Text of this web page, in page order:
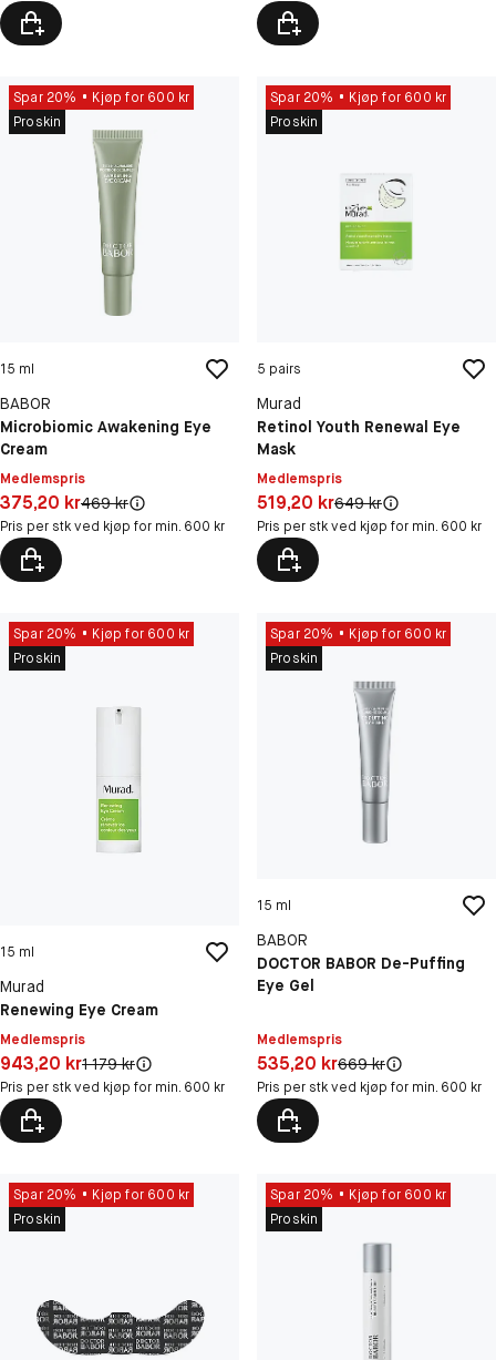
Spar 20%
Kjøp for 600 kr
Proskin
15 ml
BABOR
Microbiomic Awakening Eye
Cream
Medlemspris
Pris: 375,20 kr
375,20 krOriginal pris:
469 kr
Pris per stk ved kjøp for min. 600 kr
Spar 20%
Kjøp for 600 kr
Proskin
5 pairs
Murad
Retinol Youth Renewal Eye
Mask
Medlemspris
Pris: 519,20 kr
519,20 krOriginal pris:
649 kr
Pris per stk ved kjøp for min. 600 kr
Spar 20%
Kjøp for 600 kr
Proskin
15 ml
Murad
Renewing Eye Cream
Medlemspris
Pris: 943,20 kr
943,20 krOriginal pris:
1 179 kr
Pris per stk ved kjøp for min. 600 kr
Spar 20%
Kjøp for 600 kr
Proskin
15 ml
BABOR
DOCTOR BABOR De-Puffing
Eye Gel
Medlemspris
Pris: 535,20 kr
535,20 krOriginal pris:
669 kr
Pris per stk ved kjøp for min. 600 kr
Spar 20%
Kjøp for 600 kr
Proskin
Spar 20%
Kjøp for 600 kr
Proskin